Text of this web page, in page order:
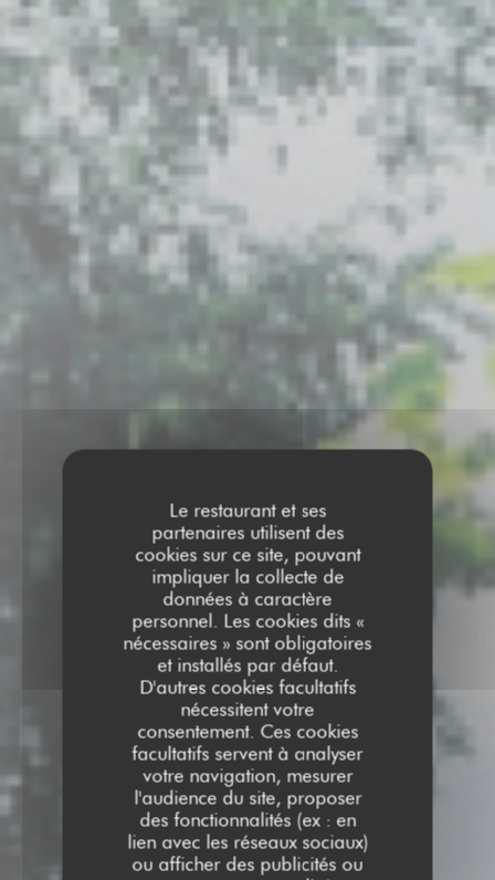
Le restaurant et ses
partenaires utilisent des
cookies sur ce site, pouvant
impliquer la collecte de
données à caractère
personnel. Les cookies dits «
nécessaires » sont obligatoires
et installés par défaut.
D'autres cookies facultatifs
nécessitent votre
consentement. Ces cookies
facultatifs servent à analyser
votre navigation, mesurer
l'audience du site, proposer
des fonctionnalités (ex : en
lien avec les réseaux sociaux)
ou afficher des publicités ou